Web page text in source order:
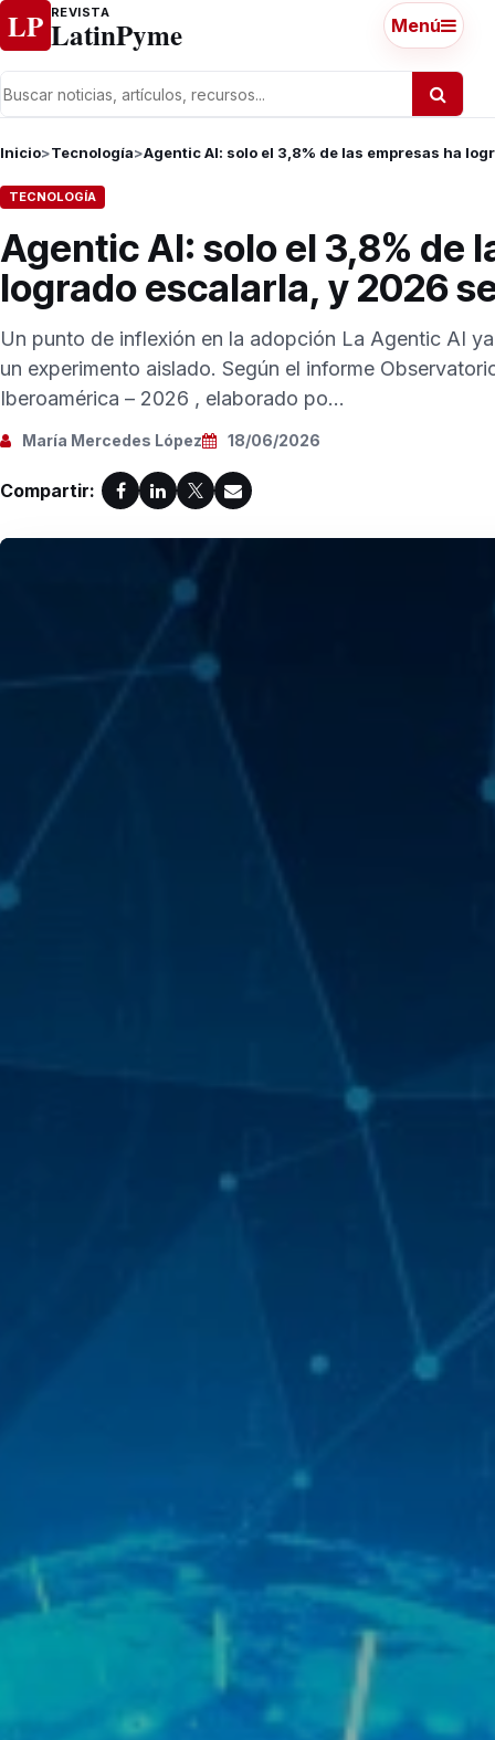
Ir al contenido
LP REVISTA
LatinPyme Menú
Inicio>Tecnología>Agentic AI: solo el 3,8% de las empresas ha
TECNOLOGÍA
Agentic AI: solo el 3,8% de
logrado escalarla, y 2026
Un punto de inflexión en la adopción La Agentic AI
un experimento aislado. Según el informe
Iberoamérica – 2026 , elaborado po...
María Mercedes López 18/06/2026
Compartir: